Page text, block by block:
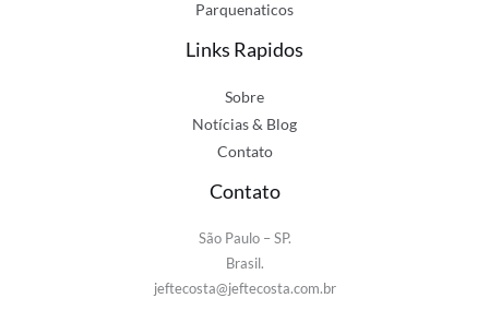
Parquenaticos
Links Rapidos
Sobre
Notícias & Blog
Contato
Contato
São Paulo – SP.
Brasil.
jeftecosta@jeftecosta.com.br